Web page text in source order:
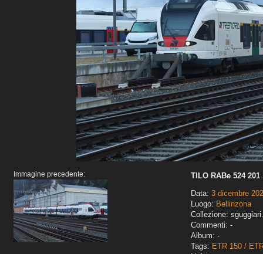
Immagine precedente:
TILO RABe 524 201
Data: 3 dicembre
Luogo: Bellinzona
Collezione:
Commenti: -
Album: -
Tags: ETR 150 /